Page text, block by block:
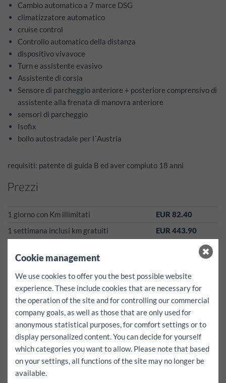
Cambio automatico a 7 marce DSG
climatizzatore automatico
cruise control
Controllo automatico della distanza
dispositivo vivavoce
Turn e assistente evasivo
Assistente di corsia
Sensore di parcheggio anteriore + posteriore comprensivo di
assistente alla frenata di manovra anteriore
sensori di parcheggio
Isofix
bollo autostradale per l´Austria
requisiti: patente di guida B ed aver compiuto 18 anni
Prezzi
1 giorno con Km illimitati
EUR 82.40
1 settimana inclusi km gratuiti
EUR 443.90
EUR 1079.90
dal 1 novembre al 15 aprile su tutti i veicoli sono montati
I prezzi indicati sono da intendersi tutto incluso!
tasse, assicurazioni, canone contrattuale e spese per gli
pneumatici invernali sono giá inclusi!*
Ulteriori chilometri per questo veicolo EUR 0.50
deposito:500EUR
deducibile per caso di danno
EUR
Non deducibile!
servizi gratuiti:
Cookie management
We use cookies to offer you the best possible website
experience. These include cookies that are necessary for
the operation of the site and for controlling our commercial
company goals, as well as those that are only used for
anonymous statistical purposes, for comfort settings or to
display personalized content. You can decide for yourself
which categories you want to allow. Please note that based
on your settings, all functions of the site may no longer be
available.